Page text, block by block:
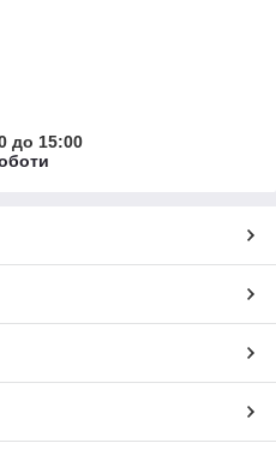
до 15:00